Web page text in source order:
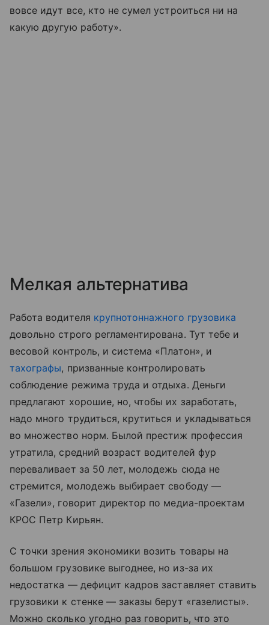
вовсе идут все, кто не сумел устроиться ни на
какую другую работу».
Мелкая альтернатива
Работа водителя крупнотоннажного грузовика
довольно строго регламентирована. Тут тебе и
весовой контроль, и система «Платон», и
тахографы, призванные контролировать
соблюдение режима труда и отдыха. Деньги
предлагают хорошие, но, чтобы их заработать,
надо много трудиться, крутиться и укладываться
во множество норм. Былой престиж профессия
утратила, средний возраст водителей фур
переваливает за 50 лет, молодежь сюда не
стремится, молодежь выбирает свободу —
«Газели», говорит директор по медиа-проектам
КРОС Петр Кирьян.
С точки зрения экономики возить товары на
большом грузовике выгоднее, но из-за их
недостатка — дефицит кадров заставляет ставить
грузовики к стенке — заказы берут «газелисты».
Можно сколько угодно раз говорить, что это